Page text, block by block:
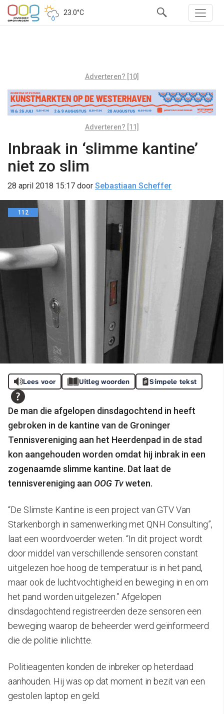
23.0°C
Adverteren? [10]
Adverteren? [11]
Inbraak in ‘slimme kantine’
niet zo slim
28 april 2018 15:17 door Sebastiaan Scheffer
112
Lees voor Uitleg woorden Simpele tekst
De man die afgelopen dinsdagochtend in heeft
gebroken in de kantine van de Groninger
Tennisvereniging aan het Heerdenpad in de stad
kon aangehouden worden omdat hij inbrak in een
zogenaamde slimme kantine. Dat laat de
tennisvereniging aan OOG Tvweten.
“De Slimste Kantine is een project van GTV Van
Starkenborgh in samenwerking met QNH Consulting”,
laat een woordvoerder weten. “In dit project wordt
door middel van verschillende sensoren constant
uitgelezen hoe hoog de temperatuur is in het pand,
maar ook de luchtvochtigheid en beweging in en om
het pand worden uitgelezen.” Afgelopen
dinsdagochtend registreerden deze sensoren een
beweging waarop de beheerder werd geïnformeerd
die de politie inlichtte.
Politieagenten konden de inbreker op heterdaad
aanhouden. Hij was op dat moment in bezit van een
gestolen laptop en geld.